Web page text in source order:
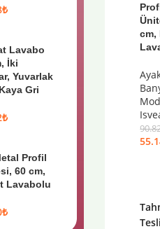
₺
Lavabo
İki
Yuvarlak
Gri
₺
Profil
60 cm,
Lavabolu
₺
cm,